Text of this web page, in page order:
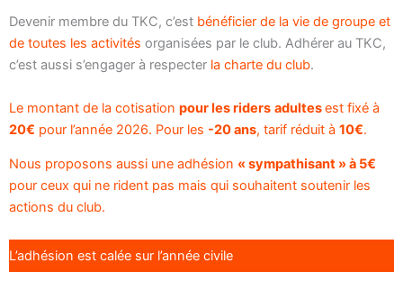
Devenir membre du TKC, c’est bénéficier de la vie de groupe et
de toutes les activités organisées par le club. Adhérer au TKC,
c’est aussi s’engager à respecter la charte du club.
Le montant de la cotisation pour les riders adultesest fixé à
20€ pour l’année 2026. Pour les -20 ans, tarif réduit à 10€.
Nous proposons aussi une adhésion « sympathisant » à 5€
pour ceux qui ne rident pas mais qui souhaitent soutenir les
actions du club.
L’adhésion est calée sur l’année civile